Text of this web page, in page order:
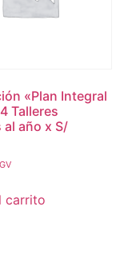
«Plan Integral
Talleres
al año x S/
carrito